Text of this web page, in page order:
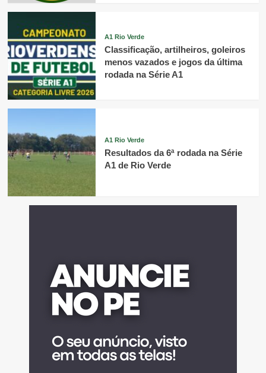
A1 Rio Verde
Classificação, artilheiros, goleiros
menos vazados e jogos da última
rodada na Série A1
A1 Rio Verde
Resultados da 6ª rodada na Série
A1 de Rio Verde